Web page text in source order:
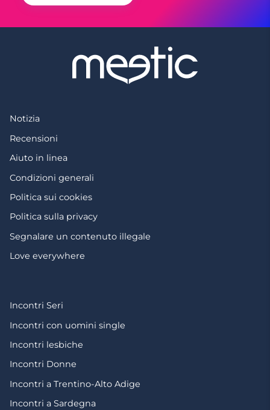
Notizia
Recensioni
Aiuto in linea
Condizioni generali
Politica sui cookies
Politica sulla privacy
Segnalare un contenuto illegale
Love everywhere
Incontri Seri
Incontri con uomini single
Incontri lesbiche
Incontri Donne
Incontri a Trentino-Alto Adige
Incontri a Sardegna